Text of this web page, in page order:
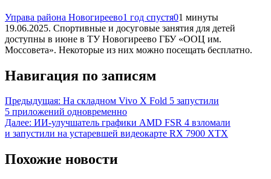
Управа района Новогиреево1 год спустя01 минуты
19.06.2025. Спортивные и досуговые занятия для детей
доступны в июне в ТУ Новогиреево ГБУ «ООЦ им.
Моссовета». Некоторые из них можно посещать бесплатно.
Навигация по записям
Предыдущая: На складном ​​Vivo X Fold 5 запустили
5 приложений одновременно
Далее: ИИ-улучшатель графики AMD FSR 4 взломали
и запустили на устаревшей видеокарте RX 7900 XTX
Похожие новости